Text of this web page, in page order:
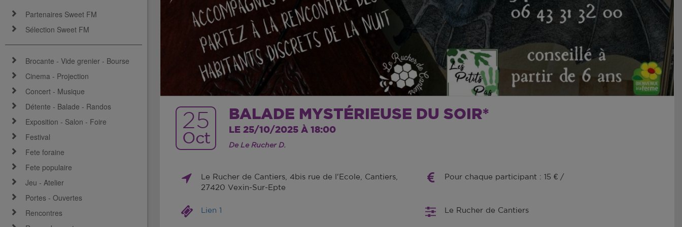
Partenaires Sweet FM
Sélection Sweet FM
Brocante - Vide grenier - Bourse
Cinema - Projection
Concert - Musique
Détente - Balade - Randos
Exposition - Salon - Foire
Festival
Fete foraine
Fete populaire
Jeu - Atelier
Portes - Ouvertes
Rencontres
25
Oct
BALADE MYSTÉRIEUSE DU SOIR*
LE 25/10/2025 À 18:00
De Le Rucher D.
Le Rucher de Cantiers, 4bis rue de l'Ecole, Cantiers,
27420 Vexin-Sur-Epte
Pour chaque participant : 15 € /
Lien 1 Le Rucher de Cantiers